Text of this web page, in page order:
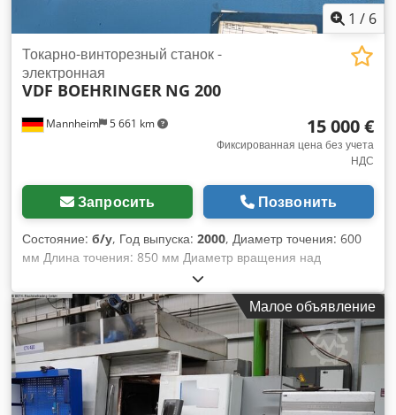
1 / 6
Mannheim 5 661 km
Токарно-винторезный станок -
электронная
VDF BOEHRINGER NG 200
15 000 €
Фиксированная цена без учета
НДС
Запросить Позвонить
Состояние: б/у, Год выпуска: 2000, Диаметр точения: 600
мм Длина точения: 850 мм Диаметр вращения над
суппортом: 290 мм Управление: Siemens 840D Длина
точения: 850 мм Диаметр точения над столом: 600 мм Ось
X: 220 мм Ось Z: 950 мм Управление: Siemens 840D
Chodeydfpdopfx Aanja Частота вращения: 0–4500 об/мин
Инструментальная револьверная голова: 2 шт. Отверстие
шпинделя: 65 мм Диаметр вращения: 290 мм Скорость
подачи X/Y: 25 м/мин Быстрый ход X/Z: 25 м/мин Рабочая
высота: 1200 мм
Малое объявление